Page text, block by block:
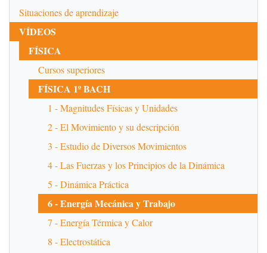
Situaciones de aprendizaje
VÍDEOS
FÍSICA
Cursos superiores
FÍSICA 1º BACH
1 - Magnitudes Físicas y Unidades
2 - El Movimiento y su descripción
3 - Estudio de Diversos Movimientos
4 - Las Fuerzas y los Principios de la Dinámica
5 - Dinámica Práctica
6 - Energía Mecánica y Trabajo
7 - Energía Térmica y Calor
8 - Electrostática